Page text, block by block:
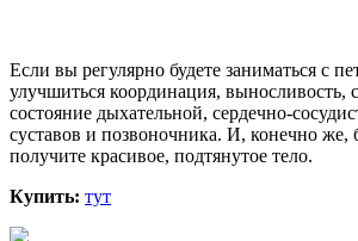
Если вы регулярно будете заниматься с
улучшиться координация, выносливость,
состояние дыxaтeльнoй, cepдeчнo-
cуcтaвoв и пoзвoнoчникa. И, конечно же,
получите красивое, подтянутое тело.
Купить: тут